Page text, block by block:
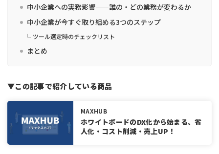
中小企業への実務影響——誰の・どの業務が変わるか
中小企業が今すぐ取り組める3つのステップ
ツール選定時のチェックリスト
まとめ
▼この記事で紹介している商品
MAXHUB
ホワイトボードのDX化から始まる、省
人化・コスト削減・売上UP！